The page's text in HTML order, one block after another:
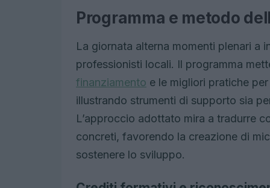
Programma e metodo
La giornata alterna momenti plenari
professionisti locali. Il programma
finanziamento e le migliori pratiche
illustrando strumenti di supporto sia
L’approccio adottato mira a tradurre
concreti, favorendo la creazione di
sostenere lo sviluppo.